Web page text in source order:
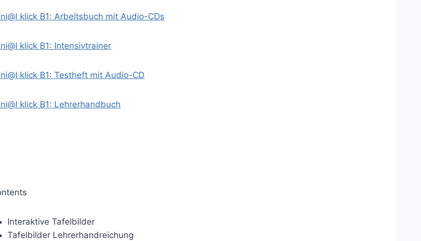
klick B1: Arbeitsbuch mit Audio-CDs
klick B1: Intensivtrainer
klick B1: Testheft mit Audio-CD
klick B1: Lehrerhandbuch
Interaktive Tafelbilder
Tafelbilder Lehrerhandreichung